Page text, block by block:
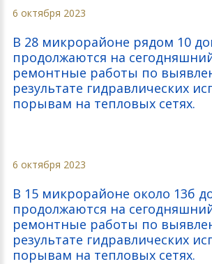
6 октября 2023
В 28 микрорайоне рядом 10
продолжаются на
ремонтные работы по
результате гидравлических
порывам на тепловых сетях.
6 октября 2023
В 15 микрорайоне около 13б
продолжаются на
ремонтные работы по
результате гидравлических
порывам на тепловых сетях.